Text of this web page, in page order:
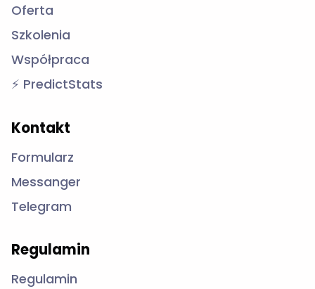
Oferta
Szkolenia
Współpraca
⚡ PredictStats
Kontakt
Formularz
Messanger
Telegram
Regulamin
Regulamin